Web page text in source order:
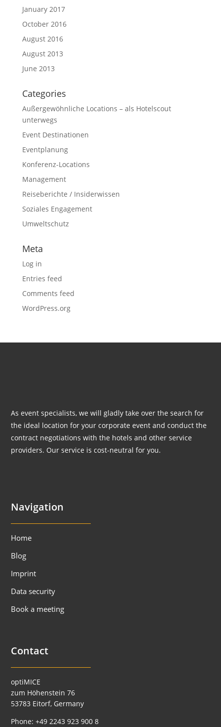
January 2017
October 2016
August 2016
August 2013
June 2013
Categories
Außergewöhnliche Locations – als Hotelscout
unterwegs
Event Destinationen
Eventplanung
Konferenz-Locations
Management
Reiseberichte / Insiderwissen
Soziales Engagement
Umweltschutz
Meta
Log in
Entries feed
Comments feed
WordPress.org
As event specialists, we will gladly take over the search for
the ideal location for your corporate event and conduct the
contract negotiations with the hotels and other service
providers. Our service is cost-neutral for you.
Navigation
Home
Blog
Imprint
Data security
Book a meeting
Contact
optiMICE
zum Höhenstein 76
53783 Eitorf, Germany
Phone:+49 2243 923 900 8